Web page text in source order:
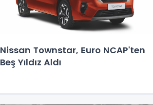
Nissan Townstar, Euro NCAP'ten
Beş Yıldız Aldı